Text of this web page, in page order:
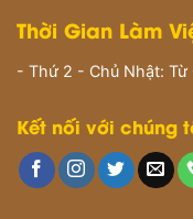
Thời Gian Làm
- Thứ 2 - Chủ Nhật: Từ
Kết nối với chúng